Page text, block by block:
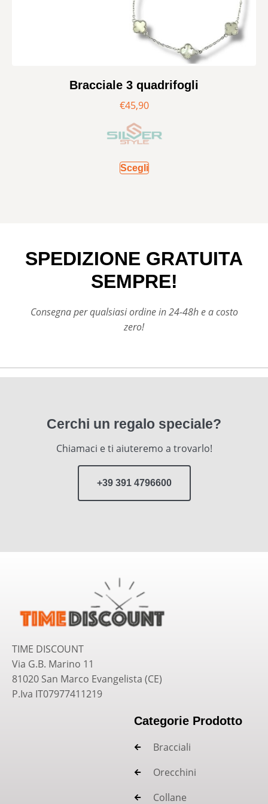
Bracciale 3 quadrifogli
€45,90
Scegli
SPEDIZIONE GRATUITA
SEMPRE!
Consegna per qualsiasi ordine in 24-48h e a costo
zero!
Cerchi un regalo speciale?
Chiamaci e ti aiuteremo a trovarlo!
+39 391 4796600
TIME DISCOUNT
Via G.B. Marino 11
81020 San Marco Evangelista (CE)
P.Iva IT07977411219
Categorie Prodotto
Bracciali
Orecchini
Collane